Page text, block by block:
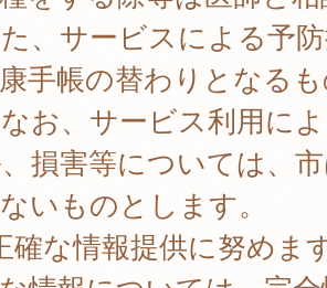
、サービスによる予
手帳の替わりとなる
お、サービス利用に
損害等については、
いものとします。
な情報提供に努めま